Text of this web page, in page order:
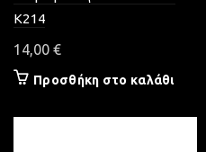
K214
14,00 €
Προσθήκη στο καλάθι